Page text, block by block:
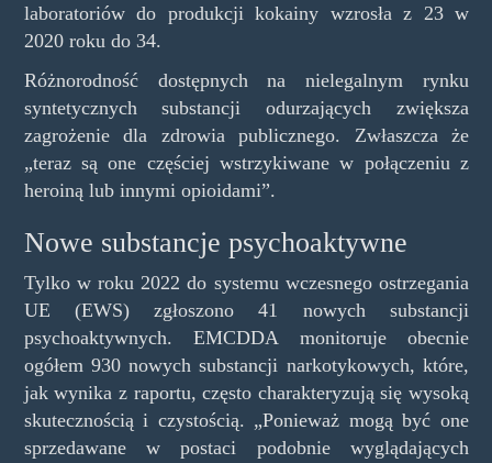
laboratoriów do produkcji kokainy wzrosła z 23 w
2020 roku do 34.
Różnorodność dostępnych na nielegalnym rynku
syntetycznych substancji odurzających zwiększa
zagrożenie dla zdrowia publicznego. Zwłaszcza że
„teraz są one częściej wstrzykiwane w połączeniu z
heroiną lub innymi opioidami”.
Nowe substancje psychoaktywne
Tylko w roku 2022 do systemu wczesnego ostrzegania
UE (EWS) zgłoszono 41 nowych substancji
psychoaktywnych. EMCDDA monitoruje obecnie
ogółem 930 nowych substancji narkotykowych, które,
jak wynika z raportu, często charakteryzują się wysoką
skutecznością i czystością. „Ponieważ mogą być one
sprzedawane w postaci podobnie wyglądających